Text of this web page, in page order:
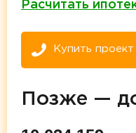
Расчитать
Купить проект
Позже —